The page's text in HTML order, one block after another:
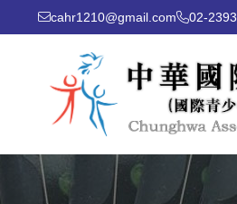
cahr1210@gmail.com 02-